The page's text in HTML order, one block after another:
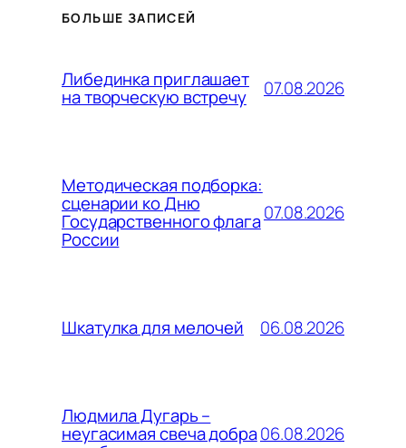
БОЛЬШЕ ЗАПИСЕЙ
Либединка приглашает
на творческую встречу 07.08.2026
Методическая подборка:
сценарии ко Дню
Государственного флага
России
07.08.2026
Шкатулка для мелочей 06.08.2026
Людмила Дугарь –
неугасимая свеча добра06.08.2026